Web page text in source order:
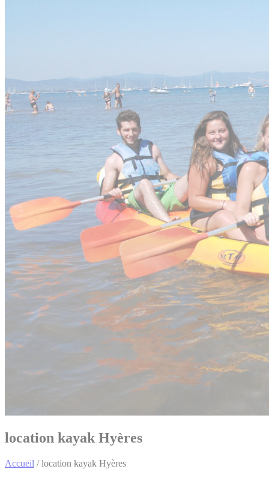
location kayak Hyères
Accueil /location kayak Hyères